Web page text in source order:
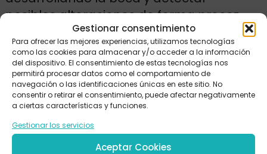
Gestionar consentimiento
Para ofrecer las mejores experiencias, utilizamos tecnologías
como las cookies para almacenar y/o acceder a la información
del dispositivo. El consentimiento de estas tecnologías nos
permitirá procesar datos como el comportamiento de
navegación o las identificaciones únicas en este sitio. No
consentir o retirar el consentimiento, puede afectar negativamente
a ciertas características y funciones.
Gestionar los servicios
Aceptar Cookies
posibles alteraciones de forma precoz.
Esto no significa que todos los niños
necesiten tratamiento, pero sí que una
revisión a tiempo puede marcar la
diferencia. En muchas ocasiones,
observar el desarrollo y controlar ciertos
hábitos ya ayuda a evitar complicaciones
posteriores.